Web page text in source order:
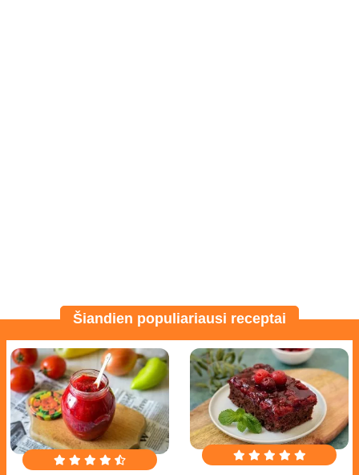
Šiandien populiariausi receptai